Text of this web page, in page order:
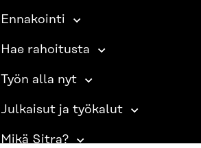
Ennakointi
Hae rahoitusta
Työn alla nyt
Julkaisut ja työkalut
Mikä Sitra?